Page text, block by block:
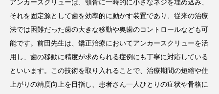
アンカースクリューは、顎骨に一時的に小さなネジを埋め込み、
それを固定源として歯を効率的に動かす装置であり、従来の治療
法では困難だった歯の大きな移動や奥歯のコントロールなども可
能です。前田先生は、矯正治療においてアンカースクリューを活
用し、歯の移動に精度が求められる症例にも丁寧に対応している
といいます。この技術を取り入れることで、治療期間の短縮や仕
上がりの精度向上を目指し、患者さん一人ひとりの症状や骨格に